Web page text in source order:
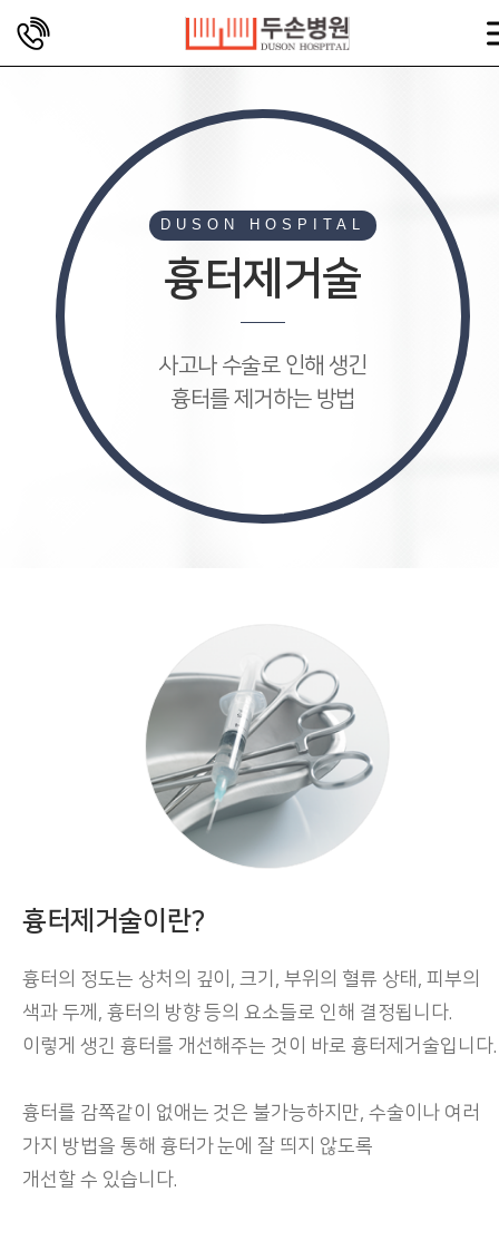
DUSON HOSPITAL
흉터제거술
사고나 수술로 인해 생긴
흉터를 제거하는 방법
흉터제거술이란?
흉터의 정도는 상처의 깊이, 크기, 부위의 혈류 상태, 피부의
색과 두께, 흉터의 방향 등의 요소들로 인해 결정됩니다.
이렇게 생긴 흉터를 개선해주는 것이 바로 흉터제거술입니다.
흉터를 감쪽같이 없애는 것은 불가능하지만, 수술이나 여러
가지 방법을 통해 흉터가 눈에 잘 띄지 않도록
개선할 수 있습니다.